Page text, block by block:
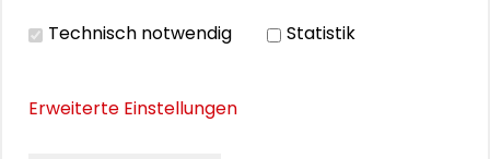
Stella Lorenz
Barbara Schramkowski
Technisch notwendig Statistik
Erweiterte Einstellungen